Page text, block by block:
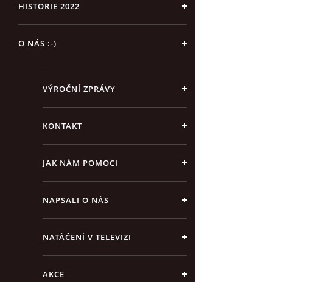
HISTORIE 2022
O NÁS :-)
VÝROČNÍ ZPRÁVY
KONTAKT
JAK NÁM POMOCI
NAPSALI O NÁS
NATÁČENÍ V TELEVIZI
AKCE